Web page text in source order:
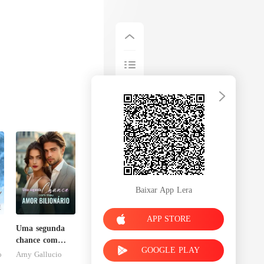
Uma segunda
chance com
meu amor
Arny Gallucio
Baixar App Lera
APP STORE
GOOGLE PLAY